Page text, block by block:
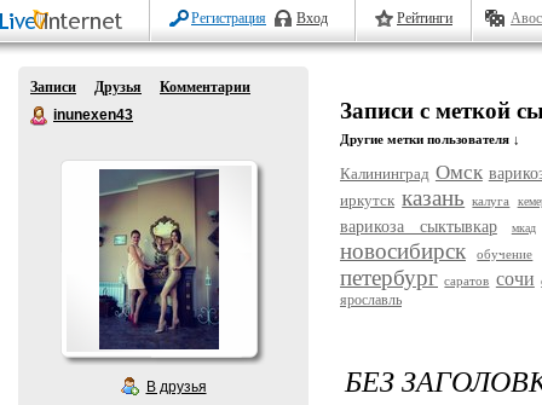
Регистрация Вход Рейтинги
Записи Друзья
Комментарии
inunexen43
В друзья
Записи с меткой
Другие метки пользователя ↓
Калининград Омск
иркутск казань калуга
варикоза сыктывкар мкад
новосибирск обучение
петербург саратов сочи
ярославль
БЕЗ